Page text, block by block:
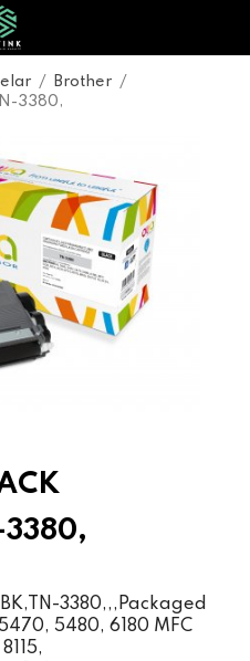
/ Brother /
3380,
3380,
3380,,,Packaged
5480, 6180 MFC